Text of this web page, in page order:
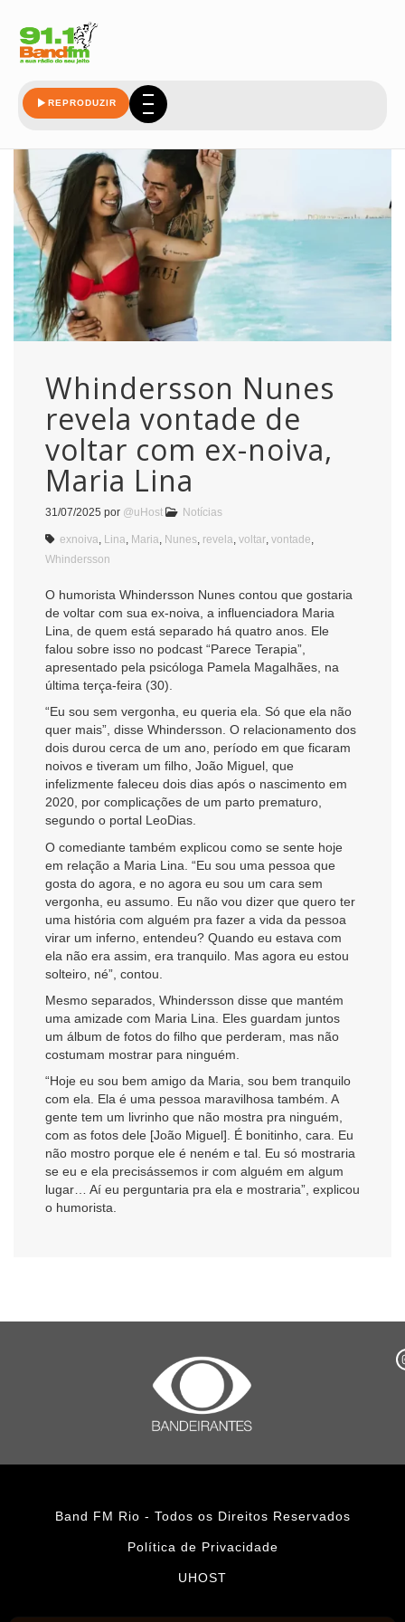
REPRODUZIR
Whindersson Nunes
revela vontade de
voltar com ex-noiva,
Maria Lina
31/07/2025 por @uHost Notícias
exnoiva Lina Maria Nunes revela voltar vontade
Whindersson
O humorista Whindersson Nunes contou que gostaria
de voltar com sua ex-noiva, a influenciadora Maria
Lina, de quem está separado há quatro anos. Ele
falou sobre isso no podcast “Parece Terapia”,
apresentado pela psicóloga Pamela Magalhães, na
última terça-feira (30).
“Eu sou sem vergonha, eu queria ela. Só que ela não
quer mais”, disse Whindersson. O relacionamento dos
dois durou cerca de um ano, período em que ficaram
noivos e tiveram um filho, João Miguel, que
infelizmente faleceu dois dias após o nascimento em
2020, por complicações de um parto prematuro,
segundo o portal LeoDias.
O comediante também explicou como se sente hoje
em relação a Maria Lina. “Eu sou uma pessoa que
gosta do agora, e no agora eu sou um cara sem
vergonha, eu assumo. Eu não vou dizer que quero ter
uma história com alguém pra fazer a vida da pessoa
virar um inferno, entendeu? Quando eu estava com
ela não era assim, era tranquilo. Mas agora eu estou
solteiro, né”, contou.
Mesmo separados, Whindersson disse que mantém
uma amizade com Maria Lina. Eles guardam juntos
um álbum de fotos do filho que perderam, mas não
costumam mostrar para ninguém.
“Hoje eu sou bem amigo da Maria, sou bem tranquilo
com ela. Ela é uma pessoa maravilhosa também. A
gente tem um livrinho que não mostra pra ninguém,
com as fotos dele [João Miguel]. É bonitinho, cara. Eu
não mostro porque ele é neném e tal. Eu só mostraria
se eu e ela precisássemos ir com alguém em algum
lugar… Aí eu perguntaria pra ela e mostraria”, explicou
o humorista.
Band FM Rio - Todos os Direitos Reservados
Política de Privacidade
UHOST